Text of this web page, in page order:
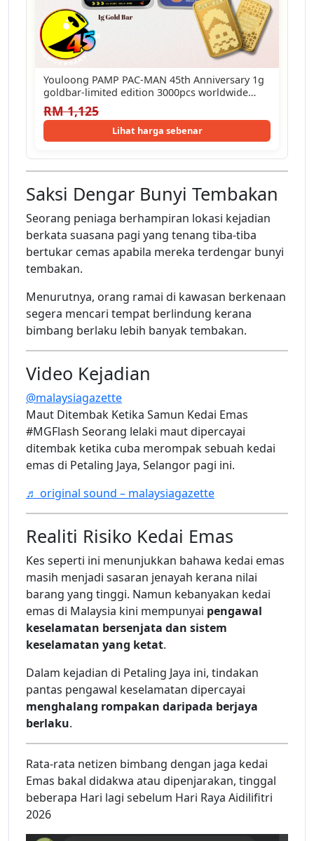
Youloong PAMP PAC-MAN 45th Anniversary 1g
goldbar-limited edition 3000pcs worldwide
999.9GOLD
RM 1,125
Lihat harga sebenar
Saksi Dengar Bunyi Tembakan
Seorang peniaga berhampiran lokasi kejadian
berkata suasana pagi yang tenang tiba-tiba
bertukar cemas apabila mereka terdengar bunyi
tembakan.
Menurutnya, orang ramai di kawasan berkenaan
segera mencari tempat berlindung kerana
bimbang berlaku lebih banyak tembakan.
Video Kejadian
@malaysiagazette
Maut Ditembak Ketika Samun Kedai Emas
#MGFlash Seorang lelaki maut dipercayai
ditembak ketika cuba merompak sebuah kedai
emas di Petaling Jaya, Selangor pagi ini.
♬ original sound – malaysiagazette
Realiti Risiko Kedai Emas
Kes seperti ini menunjukkan bahawa kedai emas
masih menjadi sasaran jenayah kerana nilai
barang yang tinggi. Namun kebanyakan kedai
emas di Malaysia kini mempunyai pengawal
keselamatan bersenjata dan sistem
keselamatan yang ketat.
Dalam kejadian di Petaling Jaya ini, tindakan
pantas pengawal keselamatan dipercayai
menghalang rompakan daripada berjaya
berlaku.
Rata-rata netizen bimbang dengan jaga kedai
Emas bakal didakwa atau dipenjarakan, tinggal
beberapa Hari lagi sebelum Hari Raya Aidilifitri
2026